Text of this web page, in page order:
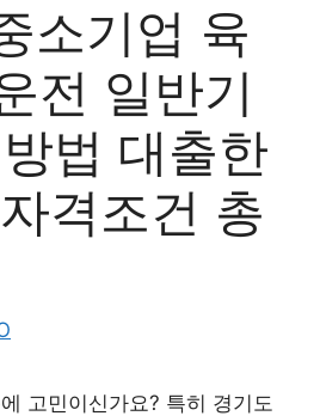
소기업 육
전 일반기
법 대출한
격조건 총
고민이신가요? 특히 경기도